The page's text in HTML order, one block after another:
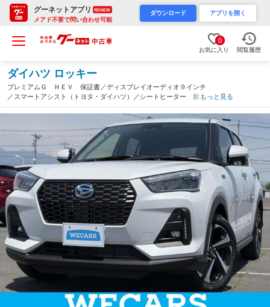
グーネットアプリ RENEW
メアド不要で問い合わせ可能
ダウンロード アプリを開く
0
お気に入り 閲覧履歴
ダイハツ ロッキー
プレミアムＧ ＨＥＶ 保証書／ディスプレイオーディオ９インチ
／スマートアシスト（トヨタ・ダイハツ）／シートヒーター 前席
／車線逸脱防止支援システム／シート ハーフレザー／ヘッドラン
プ ＬＥＤ／ＵＳＢジャック（群馬県）
もっと見る